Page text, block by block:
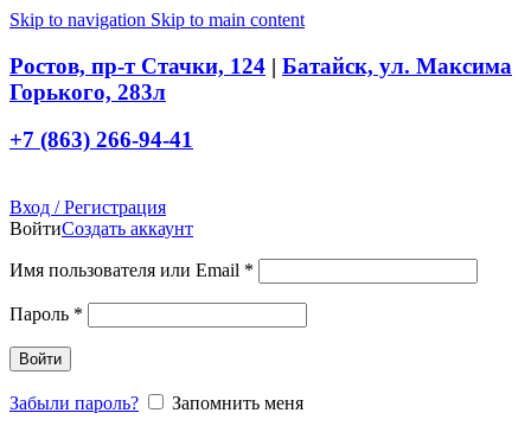
Skip to navigation Skip to main content
Ростов, пр-т Стачки, 124 | Батайск, ул. Максима
Горького, 283л
+7 (863) 266-94-41
Вход / Регистрация
ВойтиСоздать аккаунт
Имя пользователя или Email *
Пароль *
Войти
Забыли пароль?
Запомнить меня